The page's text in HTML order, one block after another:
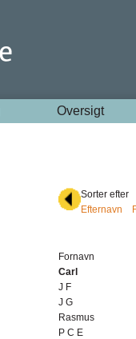
Oversigt
Sorter efter
Efternavn
Fornavn
Carl
J F
J G
Rasmus
P C E